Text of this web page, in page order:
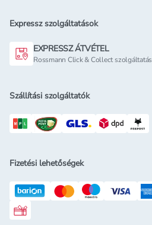
Expressz szolgáltatások
EXPRESSZ ÁTVÉTEL
Rossmann Click & Collect szolgáltatás
Szállítási szolgáltatók
Fizetési lehetőségek
Rossmann ajándékkártya